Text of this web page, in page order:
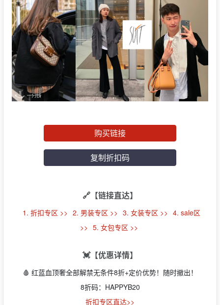
购买链接
复制折扣码
🔗【链接直达】
1. 折扣专区 >> 2. 男装专区 >> 3. 女装专区 >> 4. sale区
>> 5. 女包专区 >>
💓【优惠详情】
🩸 红蓝血顶奢全部解禁无条件8折+定价优势！随时撤出！
8折码：HAPPYB20
折扣专区直达>>